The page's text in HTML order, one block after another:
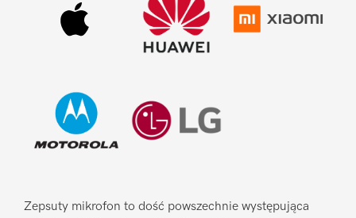
Zepsuty mikrofon to dość powszechnie występująca